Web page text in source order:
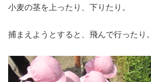
小麦の茎を上ったり、下りたり。
捕まえようとすると、飛んで行ったり。